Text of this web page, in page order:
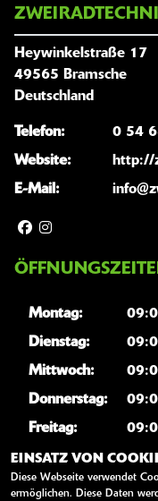
Heywinkelstraße 17
49565 Bramsche
Deutschland
Telefon:
0 54
Website:
http://
E-Mail:
Montag:
Dienstag:
Mittwoch:
Donnerstag:
Freitag:
Samstag:
Sonntag:
EINSATZ VON
Diese Webseite verwendet
ermöglichen. Diese Daten